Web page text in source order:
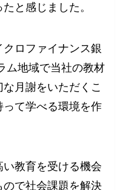
と感じました。
ロファイナンス銀
ム地域で当社の教材
月謝をいただくこ
って学べる環境を作
教育を受ける機会
で社会課題を解決